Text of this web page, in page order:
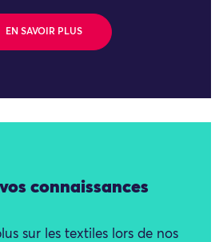
EN SAVOIR PLUS
connaissances
sur les textiles lors de nos